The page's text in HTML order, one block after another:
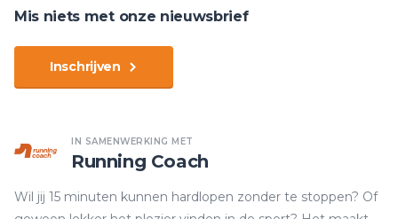
Mis niets met onze nieuwsbrief
Inschrijven
IN SAMENWERKING MET
Running Coach
Wil jij 15 minuten kunnen hardlopen zonder te stoppen? Of